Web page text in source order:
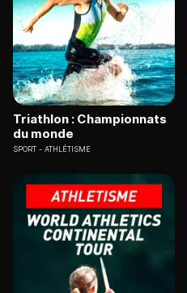
Triathlon : Championnats
du monde
SPORT ATHLÉTISME